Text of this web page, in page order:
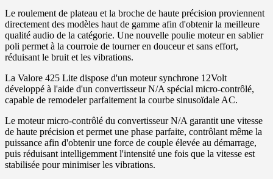
Le roulement de plateau et la broche de haute précision proviennent
directement des modèles haut de gamme afin d'obtenir la meilleure
qualité audio de la catégorie. Une nouvelle poulie moteur en sablier
poli permet à la courroie de tourner en douceur et sans effort,
réduisant le bruit et les vibrations.
La Valore 425 Lite dispose d'un moteur synchrone 12Volt
développé à l'aide d'un convertisseur N/A spécial micro-contrôlé,
capable de remodeler parfaitement la courbe sinusoïdale AC.
Le moteur micro-contrôlé du convertisseur N/A garantit une vitesse
de haute précision et permet une phase parfaite, contrôlant même la
puissance afin d'obtenir une force de couple élevée au démarrage,
puis réduisant intelligemment l'intensité une fois que la vitesse est
stabilisée pour minimiser les vibrations.